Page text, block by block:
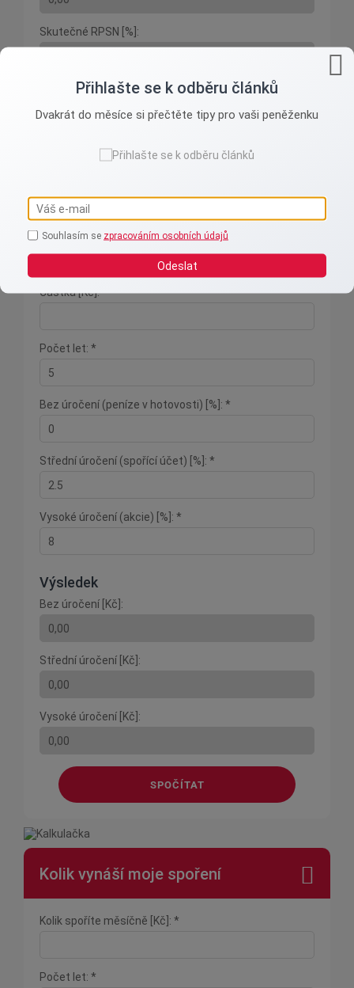
Skutečné RPSN [%]:
Inflace [%]: *
Částka [Kč]: *
Počet let: *
Bez úročení (peníze v hotovosti) [%]: *
Střední úročení (spořící účet) [%]: *
Vysoké úročení (akcie) [%]: *
Výsledek
Bez úročení [Kč]:
Střední úročení [Kč]:
Vysoké úročení [Kč]:
SPOČÍTAT
Kolik vynáší moje spoření
Kolik spoříte měsíčně [Kč]: *
Počet let: *
Přihlašte se k odběru článků
Dvakrát do měsíce si přečtěte tipy pro vaši peněženku
Souhlasím se zpracováním osobních údajů
Odeslat